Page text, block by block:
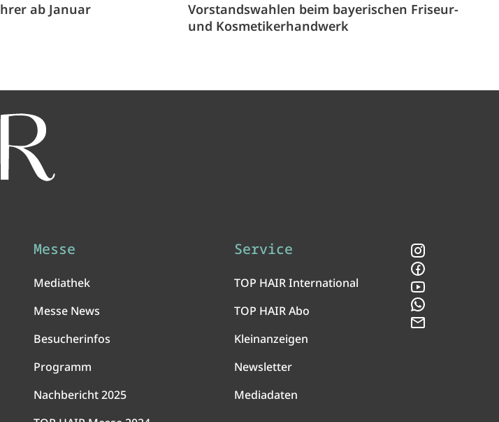
ab Januar
Vorstandswahlen beim bayerischen Friseur-
und Kosmetikerhandwerk
Messe
Mediathek
Messe News
Besucherinfos
Programm
Nachbericht 2025
Service
TOP HAIR International
TOP HAIR Abo
Kleinanzeigen
Newsletter
Mediadaten